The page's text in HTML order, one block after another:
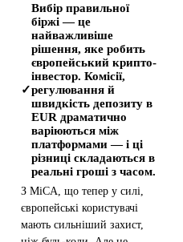
✓
Вибір правильної
біржі — це
найважливіше
рішення, яке робить
європейський крипто-
інвестор. Комісії,
регулювання й
швидкість депозиту в
EUR драматично
варіюються між
платформами — і ці
різниці складаються в
реальні гроші з часом.
З MiCA, що тепер у силі,
європейські користувачі
мають сильніший захист,